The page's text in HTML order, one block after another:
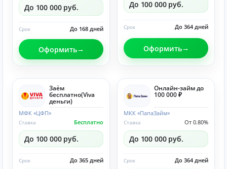
До 100 000 руб.
До 168 дней
Срок
Оформить
До 100 000 руб.
До 364 дней
Срок
Оформить
Заём
бесплатно(Viva
деньги)
МФК «ЦФП»
Бесплатно
Ставка
До 100 000 руб.
До 365 дней
Срок
Онлайн-займ до
100 000 ₽
МКК «ПапаЗайм»
От 0.80%
Ставка
До 100 000 руб.
До 364 дней
Срок